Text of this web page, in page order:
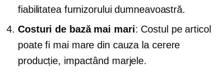
fiabilitatea furnizorului dumneavoastră.
Costuri de bază mai mari: Costul pe articol
poate fi mai mare din cauza la cerere
producție, impactând marjele.